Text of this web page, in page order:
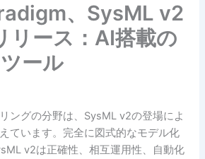
、SysML v2
リース：AI搭載の
ール
ングの分野は、SysML v2の登場によ
ています。完全に図式的なモデル化
v2は正確性、相互運用性、自動化